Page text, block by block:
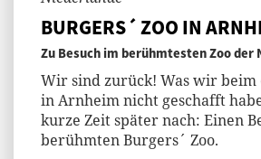
BURGERS´ ZOO IN
Zu Besuch im berühmtesten Zoo der
Wir sind zurück! Was wir beim
in Arnheim nicht geschafft
kurze Zeit später nach: Einen
berühmten Burgers´ Zoo.